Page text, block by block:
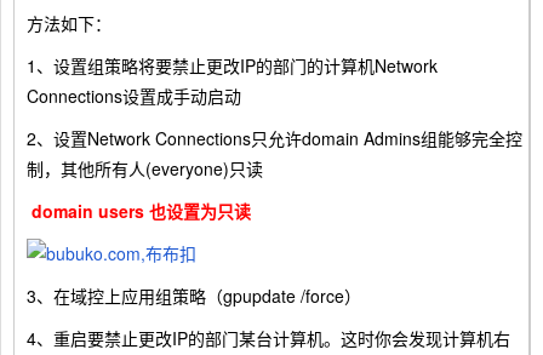
方法如下：
1、设置组策略将要禁止更改IP的部门的计算机Network
Connections设置成手动启动
2、设置Network Connections只允许domain Admins组能够完全控
制，其他所有人(everyone)只读
domain users 也设置为只读
3、在域控上应用组策略（gpupdate /force）
4、重启要禁止更改IP的部门某台计算机。这时你会发现计算机右